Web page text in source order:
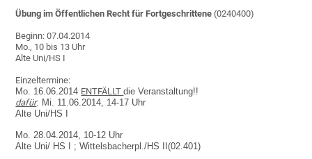
Übung im Öffentlichen Recht für Fortgeschrittene (0240400)
Beginn: 07.04.2014
Mo., 10 bis 13 Uhr
Alte Uni/HS I
Einzeltermine:
Mo. 16.06.2014 ENTFÄLLTdie Veranstaltung!!
dafür: Mi. 11.06.2014, 14-17 Uhr
Alte Uni/HS I
Mo. 28.04.2014, 10-12 Uhr
Alte Uni/ HS I ; Wittelsbacherpl./HS II(02.401)